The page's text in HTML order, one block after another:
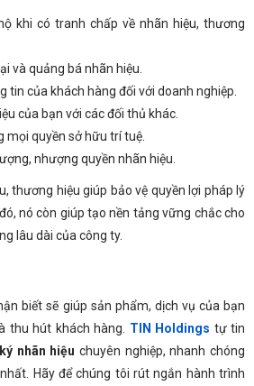
khi có tranh chấp về nhãn hiệu, thương
và quảng bá nhãn hiệu.
tin của khách hàng đối với doanh nghiệp.
của bạn với các đối thủ khác.
mọi quyền sở hữu trí tuệ.
nhượng quyền nhãn hiệu.
thương hiệu giúp bảo vệ quyền lợi pháp lý
nó còn giúp tạo nền tảng vững chắc cho
lâu dài của công ty.
biết sẽ giúp sản phẩm, dịch vụ của bạn
thu hút khách hàng. TIN Holdings tự tin
nhãn hiệu chuyên nghiệp, nhanh chóng
Hãy để chúng tôi rút ngắn hành trình